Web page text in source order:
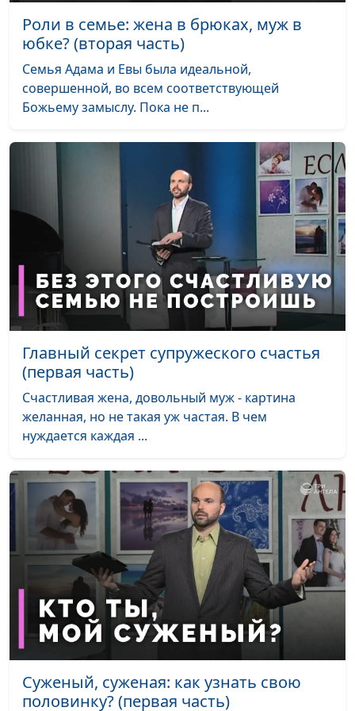
профилактика
Щукина, педагог-
психолог
Помочь ребенку
выбрать профессию
Анна Богатская, Анна
Щукина, педагог-
психолог
Щукина, педагог-
психолог
Помощь
гиперактивному ребенку
Анна Богатская, Анна
Щукина, педагог-
психолог
#693
Тревожный ребенок - как
помочь?
Анна Богатская, Анна
Щукина, педагог-
#692
Если ребенок стал
изгоем
Анна Богатская, Анна
Социальная адаптация
ребенка
Анна Богатская, Анна
Зачем ребенку раннее
развитие?
Анна Богатская, Анна
Щукина, педагог-
психолог
#689
Как помочь замкнутому
Анна Богатская, Анна
Щукина, педагог-
психолог
#688
Почему ребенок ведет
себя агрессивно?
Анна Богатская, Анна
Детский сад или
Анна Богатская, Анна
Роли в семье: жена в брюках, муж в
юбке? (вторая часть)
Семья Адама и Евы была идеальной,
совершенной, во всем соответствующей
Божьему замыслу. Пока не п...
Главный секрет супружеского счастья
(первая часть)
Счастливая жена, довольный муж - картина
желанная, но не такая уж частая. В чем
нуждается каждая ...
Суженый, суженая: как узнать свою
половинку? (первая часть)